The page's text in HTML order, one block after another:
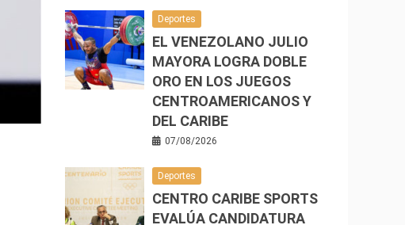
Deportes
EL VENEZOLANO JULIO
MAYORA LOGRA DOBLE
ORO EN LOS JUEGOS
CENTROAMERICANOS Y
DEL CARIBE
07/08/2026
Deportes
CENTRO CARIBE SPORTS
EVALÚA CANDIDATURA